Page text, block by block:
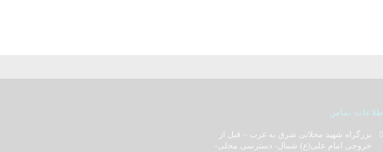
اطلاعات تماس
بزرگراه شهید محلاتی شرق به غرب – قبل از
خروجی امام علی(ع) شمال- دسترسی محلی-